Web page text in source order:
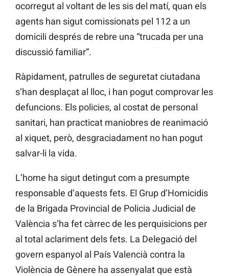
ocorregut al voltant de les sis del matí, quan els
agents han sigut comissionats pel 112 a un
domicili després de rebre una “trucada per una
discussió familiar”.
Ràpidament, patrulles de seguretat ciutadana
s’han desplaçat al lloc, i han pogut comprovar les
defuncions. Els policies, al costat de personal
sanitari, han practicat maniobres de reanimació
al xiquet, però, desgraciadament no han pogut
salvar-li la vida.
L’home ha sigut detingut com a presumpte
responsable d’aquests fets. El Grup d’Homicidis
de la Brigada Provincial de Policia Judicial de
València s’ha fet càrrec de les perquisicions per
al total aclariment dels fets. La Delegació del
govern espanyol al País Valencià contra la
Violència de Gènere ha assenyalat que està